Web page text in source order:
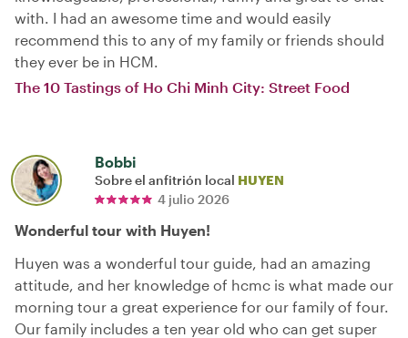
with. I had an awesome time and would easily
recommend this to any of my family or friends should
they ever be in HCM.
The 10 Tastings of Ho Chi Minh City: Street Food
Bobbi
Sobre el anfitrión local HUYEN
4 julio 2026
Wonderful tour with Huyen!
Huyen was a wonderful tour guide, had an amazing
attitude, and her knowledge of hcmc is what made our
morning tour a great experience for our family of four.
Our family includes a ten year old who can get super